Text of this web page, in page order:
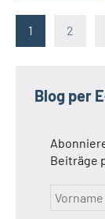
Beiträge
1 2
Blog per
Beiträge